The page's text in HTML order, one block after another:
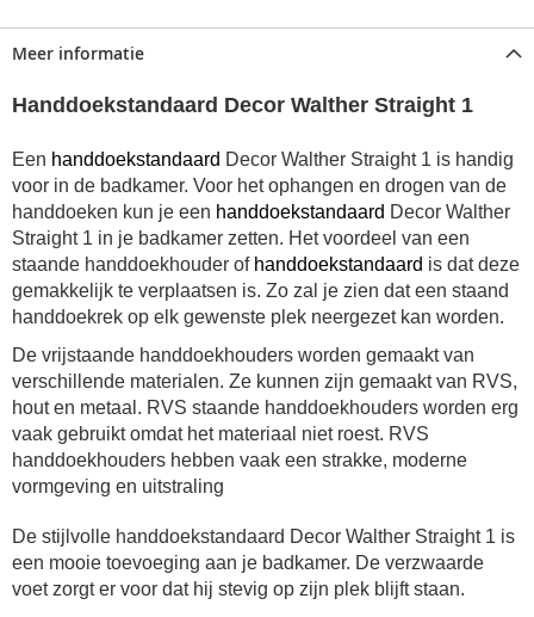
Meer informatie
Handdoekstandaard Decor Walther Straight 1
Een handdoekstandaard Decor Walther Straight 1 is handig
voor in de badkamer. Voor het ophangen en drogen van de
handdoeken kun je een handdoekstandaard Decor Walther
Straight 1 in je badkamer zetten. Het voordeel van een
staande handdoekhouder of handdoekstandaard is dat deze
gemakkelijk te verplaatsen is. Zo zal je zien dat een staand
handdoekrek op elk gewenste plek neergezet kan worden.
De vrijstaande handdoekhouders worden gemaakt van
verschillende materialen. Ze kunnen zijn gemaakt van RVS,
hout en metaal. RVS staande handdoekhouders worden erg
vaak gebruikt omdat het materiaal niet roest. RVS
handdoekhouders hebben vaak een strakke, moderne
vormgeving en uitstraling
De stijlvolle handdoekstandaard Decor Walther Straight 1 is
een mooie toevoeging aan je badkamer. De verzwaarde
voet zorgt er voor dat hij stevig op zijn plek blijft staan.